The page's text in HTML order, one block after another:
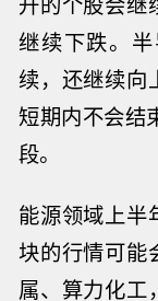
继续下跌。半
续，还继续向
短期内不会结
段。
能源领域上半
块的行情可能
属、算力化工